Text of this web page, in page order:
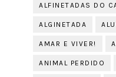
ALFINETADAS DO
ALGINETADA
AMAR E VIVER!
ANIMAL PERDIDO